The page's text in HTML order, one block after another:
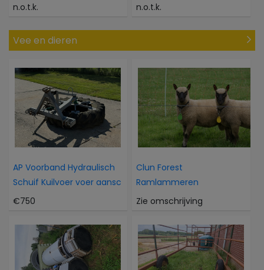
n.o.t.k.
n.o.t.k.
Vee en dieren
AP Voorband Hydraulisch
Schuif Kuilvoer voer aansc
€750
Clun Forest
Ramlammeren
Zie omschrijving